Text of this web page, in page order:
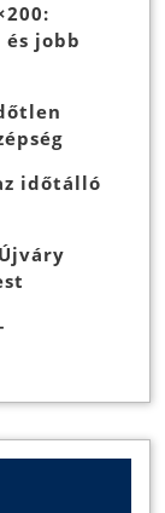
jobb
időtálló